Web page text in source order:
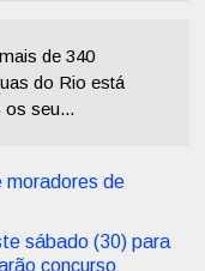
de 340
do Rio está
os seu...
moradores de
sábado (30) para
concurso